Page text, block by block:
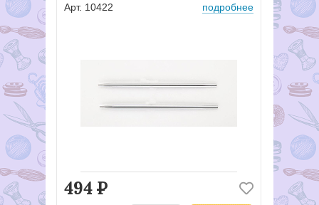
Арт. 10422 подробнее
494Р